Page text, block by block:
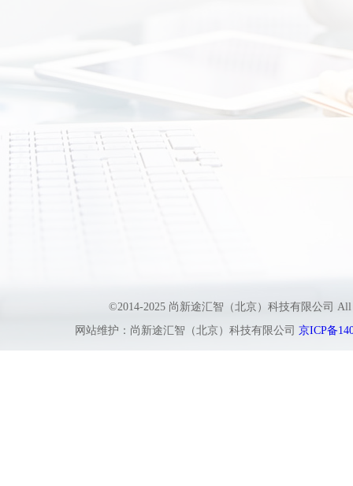
©2014-2025 尚新途汇智（北京）科技有限公司
网站维护：尚新途汇智（北京）科技有限公司 京ICP备